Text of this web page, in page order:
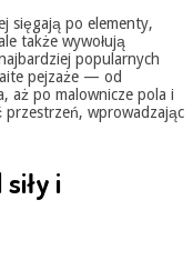
sięgają po elementy,
także wywołują
popularnych
pejzaże — od
aż po malownicze pola i
wprowadzając
i